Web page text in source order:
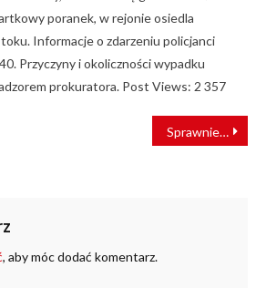
poranek, w rejonie osiedla
Informacje o zdarzeniu policjanci
Przyczyny i okoliczności wypadku
prokuratora. Post Views: 2 357
Sprawniejsze podróże koleją w świętokrzyskim
, aby móc dodać komentarz.